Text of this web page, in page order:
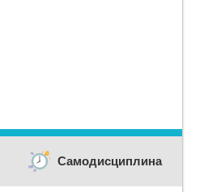
Самодисциплина